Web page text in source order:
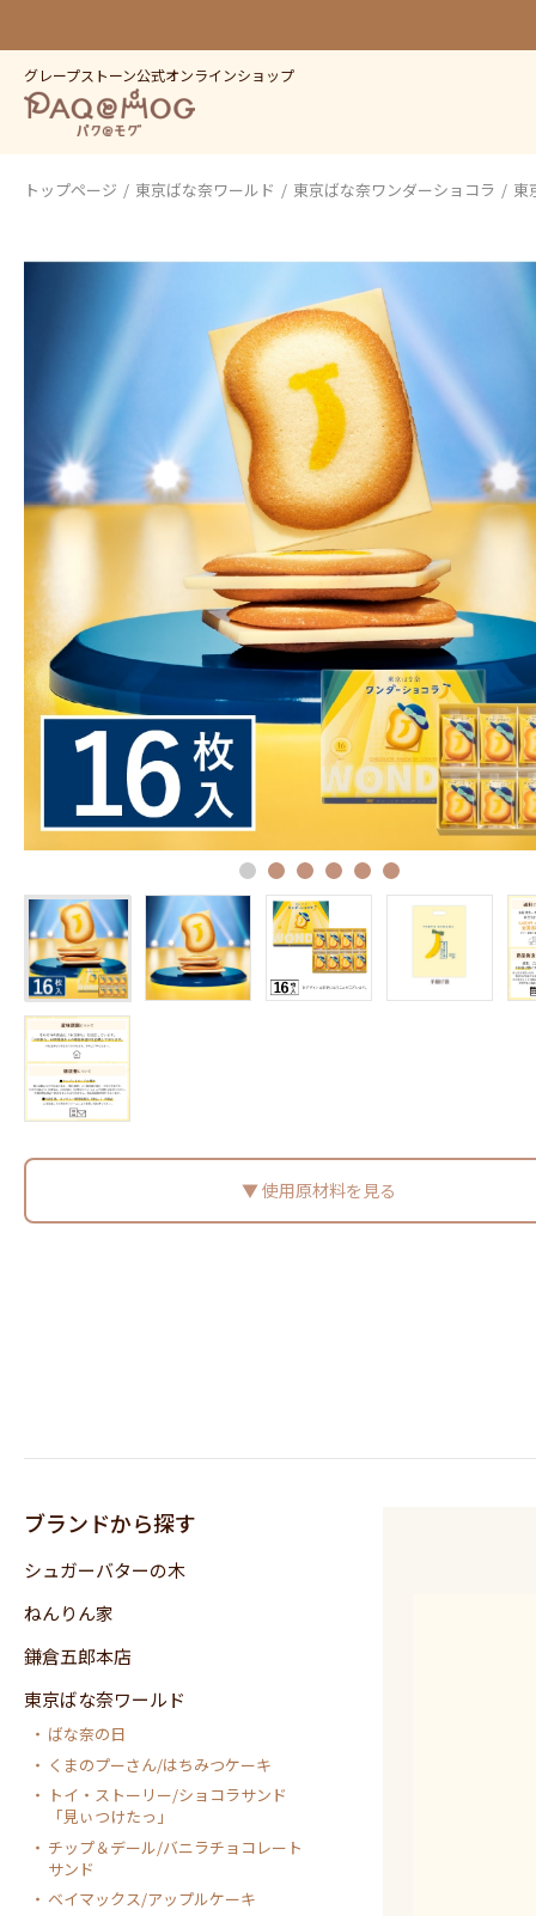
グレープストーン公式オンラインショップ
トップページ 東京ばな奈ワールド 東京ばな奈ワンダーショコラ 東
ブランドから探す
シュガーバターの木
ねんりん家
鎌倉五郎本店
東京ばな奈ワールド
ばな奈の日
くまのプーさん/はちみつケーキ
トイ・ストーリー/ショコラサンド
「見ぃつけたっ」
チップ＆デール/バニラチョコレート
サンド
ベイマックス/アップルケーキ
使用原材料を見る